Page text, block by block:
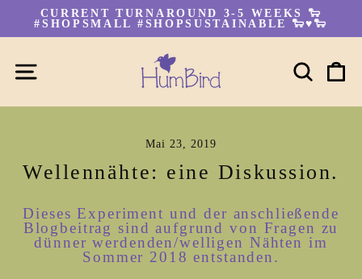
Inhalt
Pause
CURRENT TURNAROUND 3-5 WEEKS 🐑
#SHOPSMALL #SHOPSUSTAINABLE 🐑♥🐑
SEITENNAVIGATION
Mai 23, 2019
Wellennähte: eine Diskussion.
Dieses Experiment und der anschließende
Blogbeitrag sind aufgrund von Fragen zu
dünner werdenden/welligen Nähten im
Sommer 2018 entstanden.